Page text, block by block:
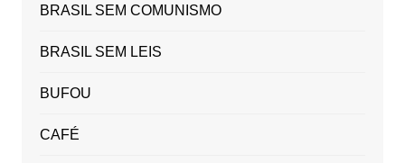
BRASIL SEM COMUNISMO
BRASIL SEM LEIS
BUFOU
CAFÉ